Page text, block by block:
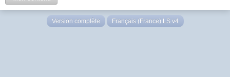
Version complète Français (France) LS v4